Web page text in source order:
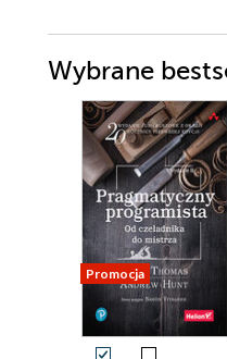
Wybrane
Promocja